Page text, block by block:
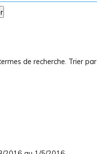
de recherche. Trier par